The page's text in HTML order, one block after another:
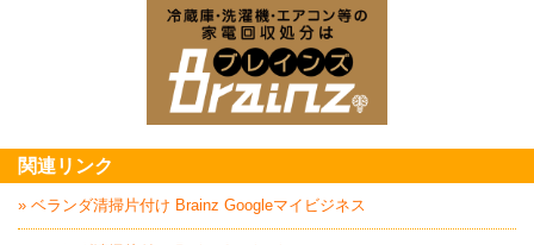
関連リンク
» ベランダ清掃片付け Brainz Googleマイビジネス